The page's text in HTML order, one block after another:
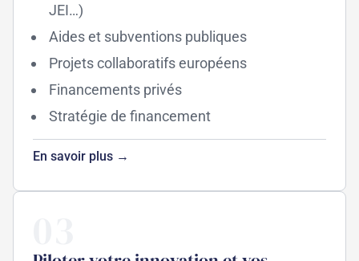
JEI…)
Aides et subventions publiques
Projets collaboratifs européens
Financements privés
Stratégie de financement
En savoir plus →